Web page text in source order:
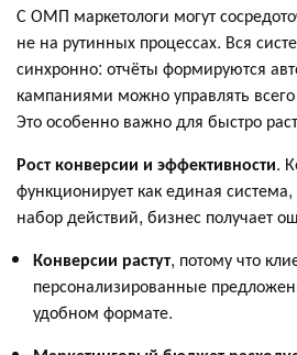
С ОМП маркетологи могут
не на рутинных процессах. Вся
синхронно: отчёты формируются
кампаниями можно управлять всего
Это особенно важно для быстро
Рост конверсии и эффективности.
функционирует как единая
набор действий, бизнес получает
Конверсии растут, потому что
персонализированные
удобном формате.